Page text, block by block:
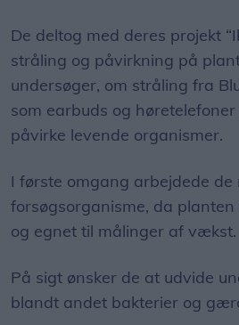
De deltog med deres projekt
stråling og påvirkning på
undersøger, om stråling fra
som earbuds og
påvirke levende organismer.
I første omgang arbejdede de
forsøgsorganisme, da
og egnet til målinger af vækst.
På sigt ønsker de at udvide
blandt andet bakterier og